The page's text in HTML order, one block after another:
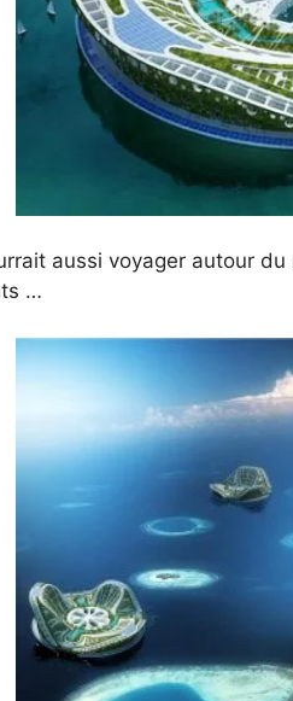
aussi voyager autour
…